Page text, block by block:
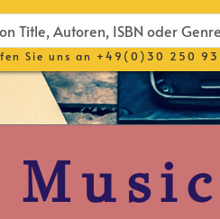
Sie uns an +49(0)30 250